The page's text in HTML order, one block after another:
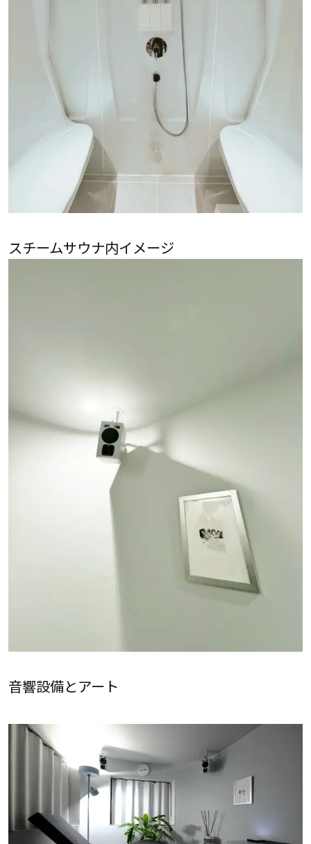
スチームサウナ内イメージ
音響設備とアート